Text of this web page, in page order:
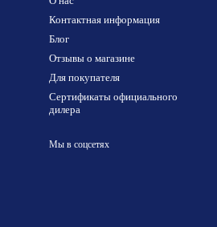
Контактная информация
Блог
Отзывы о магазине
Для покупателя
Сертификаты официального
дилера
Мы в соцсетях